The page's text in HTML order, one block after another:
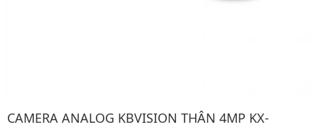
Hình ảnh đại diện của sản phẩm Camera Analog kbvision Thân
CAMERA ANALOG KBVISION THÂN 4MP KX-